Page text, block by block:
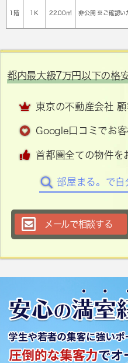
1階 1Ｋ 22.00㎡ 非公開 ※ご確認い
都内最大級7万円以下の格
東京の不動産会社
Google口コミでお
首都圏全ての物件を
部屋まる。で
メールで相談する